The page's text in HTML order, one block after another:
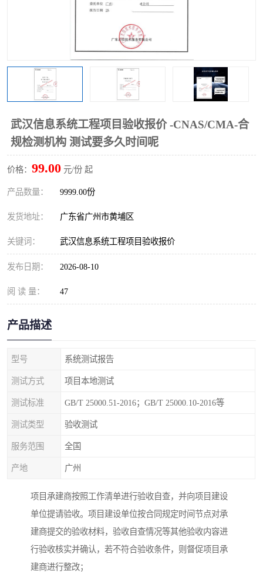
武汉信息系统工程项目验收报价 -CNAS/CMA-合
规检测机构 测试要多久时间呢
价格： 99.00 元/份 起
产品数量： 9999.00份
发货地址： 广东省广州市黄埔区
关键词： 武汉信息系统工程项目验收报价
发布日期： 2026-08-10
阅 读 量： 47
产品描述
型号 系统测试报告
测试方式 项目本地测试
测试标准 GB/T 25000.51-2016；GB/T 25000.10-2016等
测试类型 验收测试
服务范围 全国
产地 广州
项目承建商按照工作清单进行验收自查，并向项目建设
单位提请验收。项目建设单位按合同规定时间节点对承
建商提交的验收材料，验收自查情况等其他验收内容进
行验收核实并确认，若不符合验收条件，则督促项目承
建商进行整改；